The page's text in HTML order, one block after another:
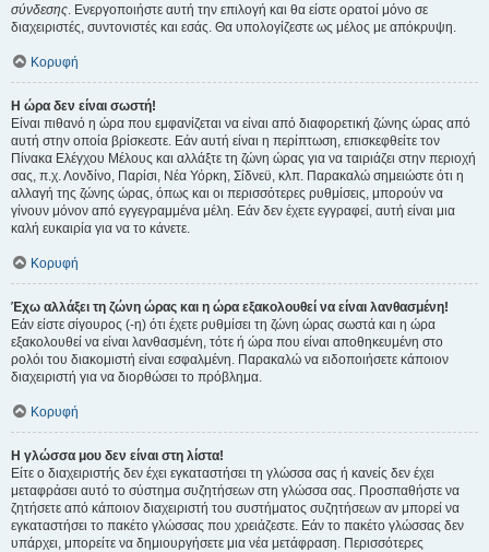
σύνδεσης. Ενεργοποιήστε αυτή την επιλογή και θα είστε ορατοί μόνο σε
διαχειριστές, συντονιστές και εσάς. Θα υπολογίζεστε ως μέλος με απόκρυψη.
Κορυφή
Η ώρα δεν είναι σωστή!
Είναι πιθανό η ώρα που εμφανίζεται να είναι από διαφορετική ζώνης ώρας από
αυτή στην οποία βρίσκεστε. Εάν αυτή είναι η περίπτωση, επισκεφθείτε τον
Πίνακα Ελέγχου Μέλους και αλλάξτε τη ζώνη ώρας για να ταιριάζει στην περιοχή
σας, π.χ. Λονδίνο, Παρίσι, Νέα Υόρκη, Σίδνεϋ, κλπ. Παρακαλώ σημειώστε ότι η
αλλαγή της ζώνης ώρας, όπως και οι περισσότερες ρυθμίσεις, μπορούν να
γίνουν μόνον από εγγεγραμμένα μέλη. Εάν δεν έχετε εγγραφεί, αυτή είναι μια
καλή ευκαιρία για να το κάνετε.
Κορυφή
Έχω αλλάξει τη ζώνη ώρας και η ώρα εξακολουθεί να είναι λανθασμένη!
Εάν είστε σίγουρος (-η) ότι έχετε ρυθμίσει τη ζώνη ώρας σωστά και η ώρα
εξακολουθεί να είναι λανθασμένη, τότε ή ώρα που είναι αποθηκευμένη στο
ρολόι του διακομιστή είναι εσφαλμένη. Παρακαλώ να ειδοποιήσετε κάποιον
διαχειριστή για να διορθώσει το πρόβλημα.
Κορυφή
Η γλώσσα μου δεν είναι στη λίστα!
Είτε ο διαχειριστής δεν έχει εγκαταστήσει τη γλώσσα σας ή κανείς δεν έχει
μεταφράσει αυτό το σύστημα συζητήσεων στη γλώσσα σας. Προσπαθήστε να
ζητήσετε από κάποιον διαχειριστή του συστήματος συζητήσεων αν μπορεί να
εγκαταστήσει το πακέτο γλώσσας που χρειάζεστε. Εάν το πακέτο γλώσσας δεν
υπάρχει, μπορείτε να δημιουργήσετε μια νέα μετάφραση. Περισσότερες